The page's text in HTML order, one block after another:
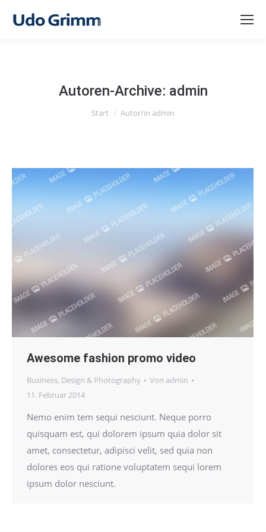
Autoren-Archive: admin
Sie befinden sich hier:
Start Autor/in admin
Awesome fashion promo video
Business, Design & Photography Von admin
11. Februar 2014
Nemo enim tem sequi nesciunt. Neque porro
quisquam est, qui dolorem ipsum quia dolor sit
amet, consectetur, adipisci velit, sed quia non
dolores eos qui ratione voluptatem sequi lorem
ipsum dolor nesciunt.